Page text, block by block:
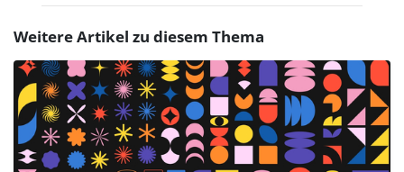
Weitere Artikel zu diesem Thema